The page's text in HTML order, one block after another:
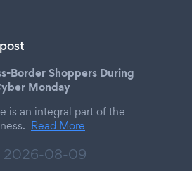
Border Shoppers During
Monday
is an integral part of the
Read More
2026-08-09